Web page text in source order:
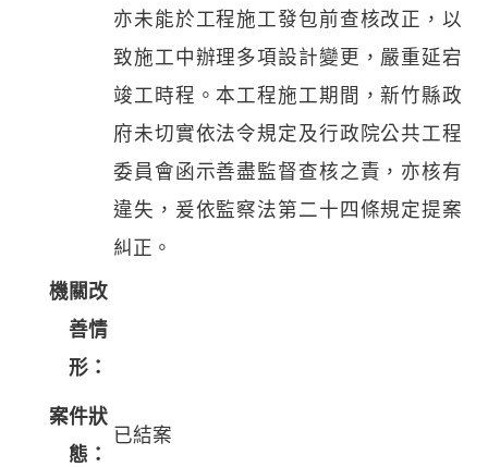
亦未能於工程施工發包前查核改正，以
致施工中辦理多項設計變更，嚴重延宕
竣工時程。本工程施工期間，新竹縣政
府未切實依法令規定及行政院公共工程
委員會函示善盡監督查核之責，亦核有
違失，爰依監察法第二十四條規定提案
糾正。
機關改
善情
形：
案件狀
態：
已結案